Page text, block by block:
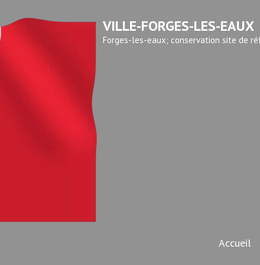
VILLE-FORGES-LES-EAUX
Forges-les-eaux; conservation site de
Accueil